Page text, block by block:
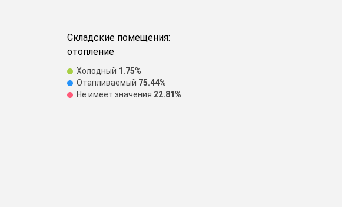
Складские помещения:
отопление
Холодный 1.75%
Отапливаемый 75.44%
Не имеет значения 22.81%